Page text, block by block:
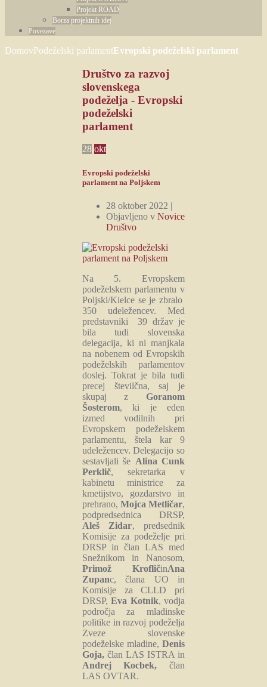
Projekt ROAD
Borza projektnih idej
Povezave
DomovPodeželski parlamentEvropski podeželski parlament
Društvo za razvoj
slovenskega
podeželja - Evropski
podeželski
parlament
28 okt
Evropski podeželski
parlament na Poljskem
28 oktober 2022 |
Objavljeno v Novice
Društvo
Na 5. Evropskem
podeželskem parlamentu v
Poljski/Kielce se je zbralo
350 udeležencev. Med
predstavniki 39 držav je
bila tudi slovenska
delegacija, ki ni manjkala
na nobenem od Evropskih
podeželskih parlamentov
doslej. Tokrat je bila tudi
precej številčna, saj je
skupaj zGoranom
Šosterom, ki je eden
izmed vodilnih pri
Evropskem podeželskem
parlamentu, štela kar 9
udeležencev. Delegacijo so
sestavljali še Alina Cunk
Perklič, sekretarka v
kabinetu ministrice za
kmetijstvo, gozdarstvo in
prehrano, Mojca Metličar,
podpredsednica DRSP,
Aleš Zidar, predsednik
Komisije za podeželje pri
DRSP in član LAS med
Snežnikom in Nanosom,
Primož KrofličinAna
Zupanc, člana UO in
Komisije za CLLD pri
DRSP,Eva Kotnik, vodja
področja za mladinske
politike in razvoj podeželja
Zveze slovenske
podeželske mladine,Denis
Goja,član LAS ISTRA in
Andrej Kocbek, član
LAS OVTAR.